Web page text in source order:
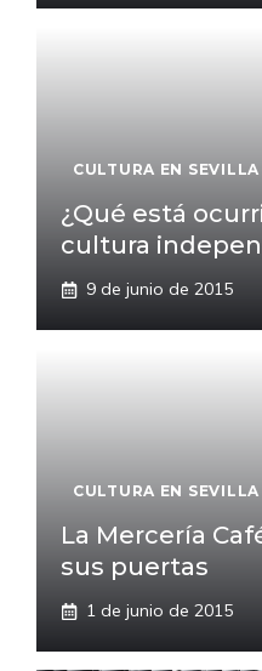
CULTURA EN SEVILLA
¿Qué está
cultura
9 de junio de 2015
CULTURA EN SEVILLA
La Mercería
sus puertas
1 de junio de 2015